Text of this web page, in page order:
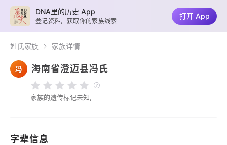
姓氏家族 家族详情
冯 海南省澄迈县冯氏
家族的遗传标记未知,
字辈信息
DNA里的历史 App
登记资料，获取你的家族线索
打开 App